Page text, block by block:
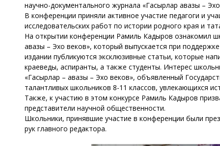
научно-документального журнала «Гасырлар авазы –
В конференции приняли активное участие педагоги и
исследовательских работ по истории родного края и
На открытии конференции Рамиль Кадыров ознакомил
авазы – Эхо веков», который выпускается при
издании публикуются эксклюзивные статьи, которые
краеведы, аспиранты, а также студенты. Интерес
«Гасырлар – авазы – Эхо веков», объявленный
талантливых школьников 8-11 классов, увлекающихся
Также, к участию в этом конкурсе Рамиль Кадыров
представители научной общественности.
Школьники, принявшие участие в конференции были
рук главного редактора.